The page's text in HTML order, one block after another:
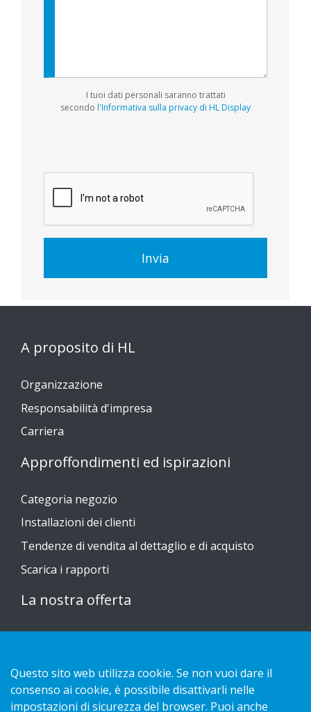
I tuoi dati personali saranno trattati
secondo l'Informativa sulla privacy di HL Display
Invia
A proposito di HL
Organizzazione
Responsabilità d'impresa
Carriera
Approffondimenti ed ispirazioni
Categoria negozio
Installazioni dei clienti
Tendenze di vendita al dettaglio e di acquisto
Scarica i rapporti
La nostra offerta
Contatto
Questo sito web utilizza cookie. Se non vuoi dare il
consenso ai cookie, è possibile disattivarli nelle
impostazioni di sicurezza del browser. Puoi anche